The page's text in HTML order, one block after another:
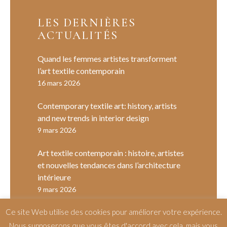
LES DERNIÈRES
ACTUALITÉS
Quand les femmes artistes transforment
l’art textile contemporain
16 mars 2026
Contemporary textile art: history, artists
and new trends in interior design
9 mars 2026
Art textile contemporain : histoire, artistes
et nouvelles tendances dans l’architecture
intérieure
9 mars 2026
Ce site Web utilise des cookies pour améliorer votre expérience.